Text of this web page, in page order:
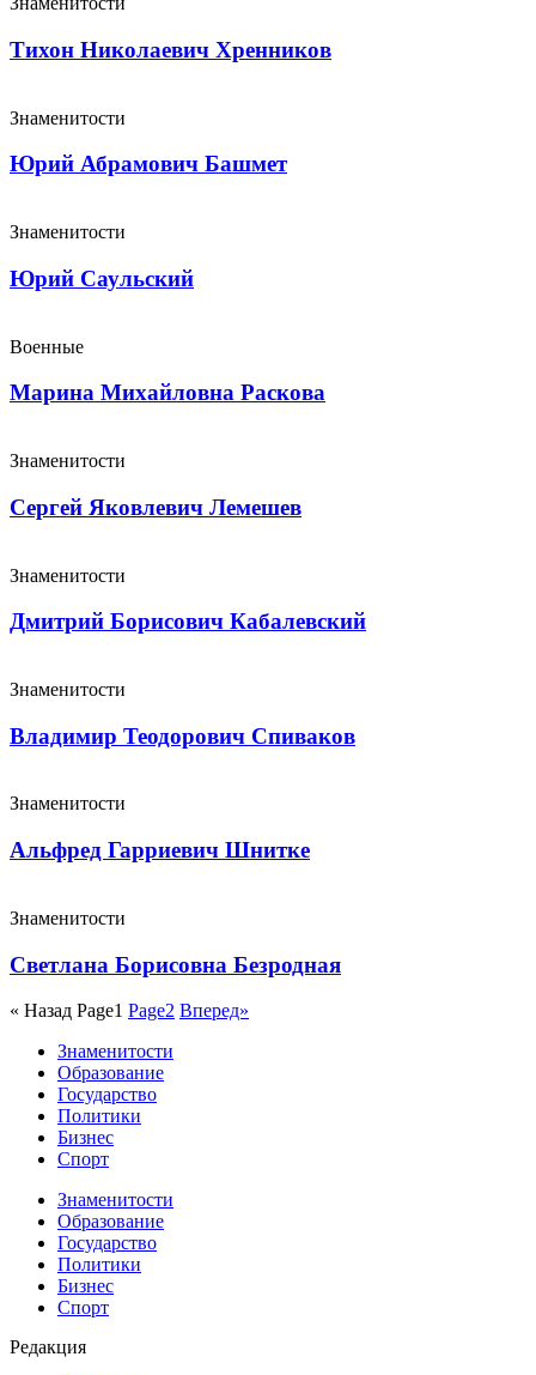
Тихон Николаевич Хренников
Знаменитости
Юрий Абрамович Башмет
Знаменитости
Юрий Саульский
Военные
Марина Михайловна Раскова
Знаменитости
Сергей Яковлевич Лемешев
Знаменитости
Дмитрий Борисович Кабалевский
Знаменитости
Владимир Теодорович Спиваков
Знаменитости
Альфред Гарриевич Шнитке
Знаменитости
Светлана Борисовна Безродная
« Назад Page1 Page2 Вперед»
Знаменитости
Образование
Государство
Политики
Бизнес
Спорт
Знаменитости
Образование
Государство
Политики
Бизнес
Спорт
Редакция